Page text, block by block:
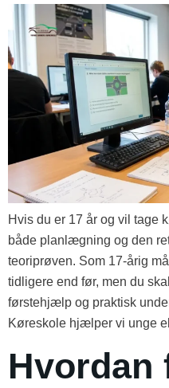
Hvis du er 17 år og vil tage
både planlægning og den
teoriprøven. Som 17-årig
tidligere end før, men du
førstehjælp og praktisk
Køreskole hjælper vi unge
Hvordan